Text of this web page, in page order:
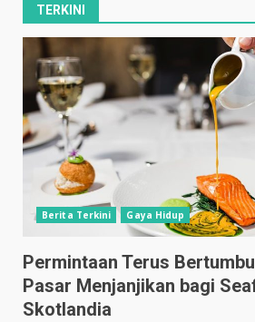
TERKINI
Berita Terkini Gaya Hidup
Permintaan Terus
Pasar Menjanjikan bagi
Skotlandia